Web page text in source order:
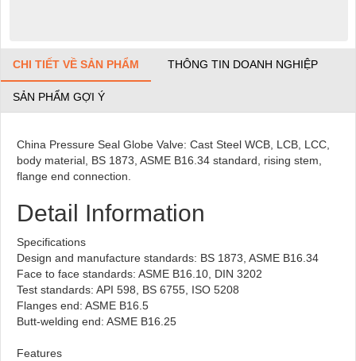
CHI TIẾT VỀ SẢN PHẨM THÔNG TIN DOANH NGHIỆP
SẢN PHẨM GỢI Ý
China Pressure Seal Globe Valve: Cast Steel WCB, LCB, LCC,
body material, BS 1873, ASME B16.34 standard, rising stem,
flange end connection.
Detail Information
Specifications
Design and manufacture standards: BS 1873, ASME B16.34
Face to face standards: ASME B16.10, DIN 3202
Test standards: API 598, BS 6755, ISO 5208
Flanges end: ASME B16.5
Butt-welding end: ASME B16.25
Features